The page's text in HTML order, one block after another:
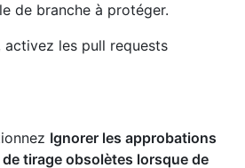
de branche à protéger.
activez les pull requests
Ignorer les approbations
tirage obsolètes lorsque de